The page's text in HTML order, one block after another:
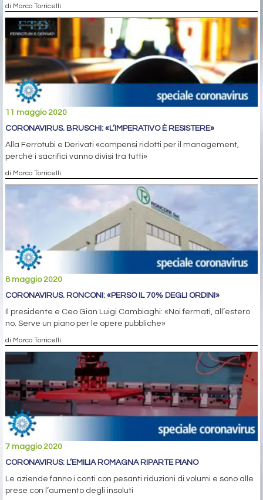
di Marco Torricelli
11 maggio 2020
CORONAVIRUS. BRUSCHI: «L’IMPERATIVO È RESISTERE»
Alla Ferrotubi e Derivati «compensi ridotti per il management,
perché i sacrifici vanno divisi tra tutti»
di Marco Torricelli
8 maggio 2020
CORONAVIRUS. RONCONI: «PERSO IL 70% DEGLI ORDINI»
Il presidente e Ceo Gian Luigi Cambiaghi: «Noi fermati, all’estero
no. Serve un piano per le opere pubbliche»
di Marco Torricelli
7 maggio 2020
CORONAVIRUS: L’EMILIA ROMAGNA RIPARTE PIANO
Le aziende fanno i conti con pesanti riduzioni di volumi e sono alle
prese con l’aumento degli insoluti